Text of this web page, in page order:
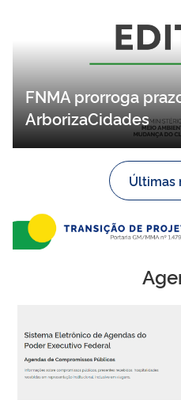
FNMA prorroga
ArborizaCidades
Últimas